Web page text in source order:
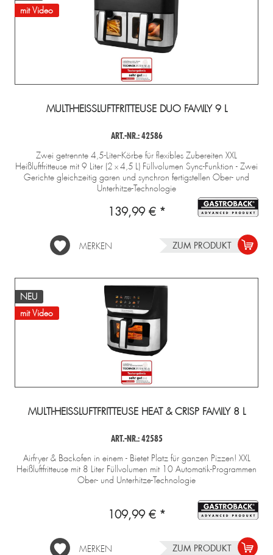
mit Video
MULTI-HEISSLUFTFRITTEUSE DUO FAMILY 9 L
ART.-NR.: 42586
Zwei getrennte 4,5-Liter-Körbe für flexibles Zubereiten XXL
Heißluftfritteuse mit 9 Liter (2 x 4,5 L) Füllvolumen Sync-Funktion - Zwei
Gerichte gleichzeitig garen und synchron fertigstellen Ober- und
Unterhitze-Technologie
139,99 € *
MERKEN ZUM PRODUKT
NEU
mit Video
MULTI-HEISSLUFTFRITTEUSE HEAT & CRISP FAMILY 8 L
ART.-NR.: 42585
Airfryer & Backofen in einem - Bietet Platz für ganzen Pizzen! XXL
Heißluftfritteuse mit 8 Liter Füllvolumen mit 10 Automatik-Programmen
Ober- und Unterhitze-Technologie
109,99 € *
MERKEN ZUM PRODUKT